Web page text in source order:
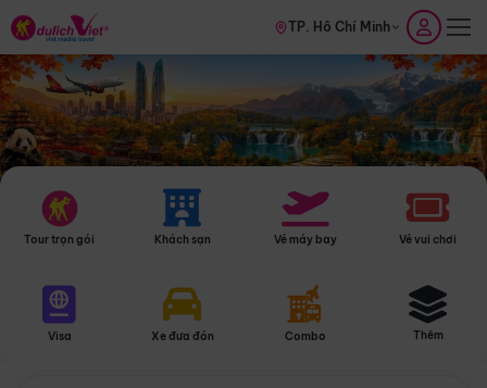
TP. Hồ Chí Minh
Tour trọn gói Khách sạn Vé máy bay Vé vui chơi
Visa Xe đưa đón Combo Thêm